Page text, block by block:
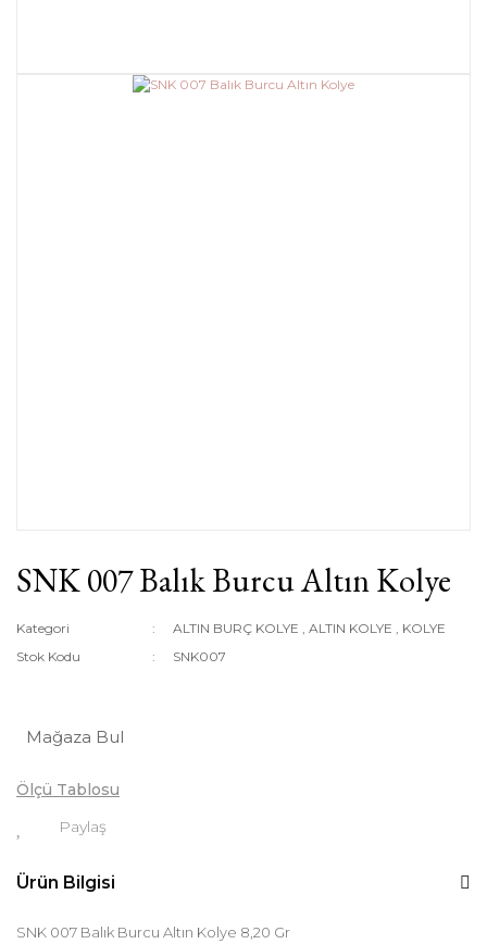
SNK 007 Balık Burcu Altın Kolye
Kategori ALTIN BURÇ KOLYE ,ALTIN KOLYE
KOLYE
Stok Kodu
SNK007
Mağaza Bul
Ölçü Tablosu
Paylaş
Ürün Bilgisi
SNK 007 Balık Burcu Altın Kolye 8,20 Gr